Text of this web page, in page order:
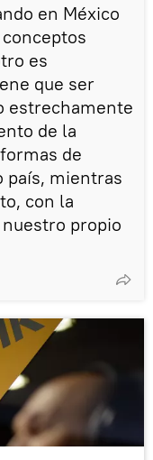
en México
es
que ser
estrechamente
de la
de
país, mientras
con la
propio